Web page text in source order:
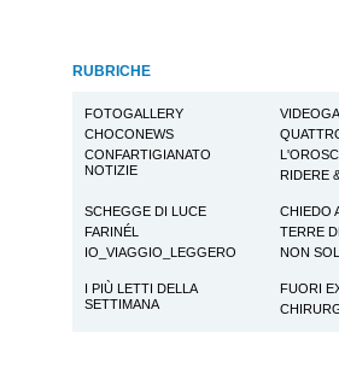
RUBRICHE
FOTOGALLERY
CHOCONEWS
CONFARTIGIANATO
NOTIZIE
RIDERE
SCHEGGE DI LUCE
CHIEDO
FARINÉL
TERRE
IO_VIAGGIO_LEGGERO
NON
I PIÙ LETTI DELLA
SETTIMANA
FUORI